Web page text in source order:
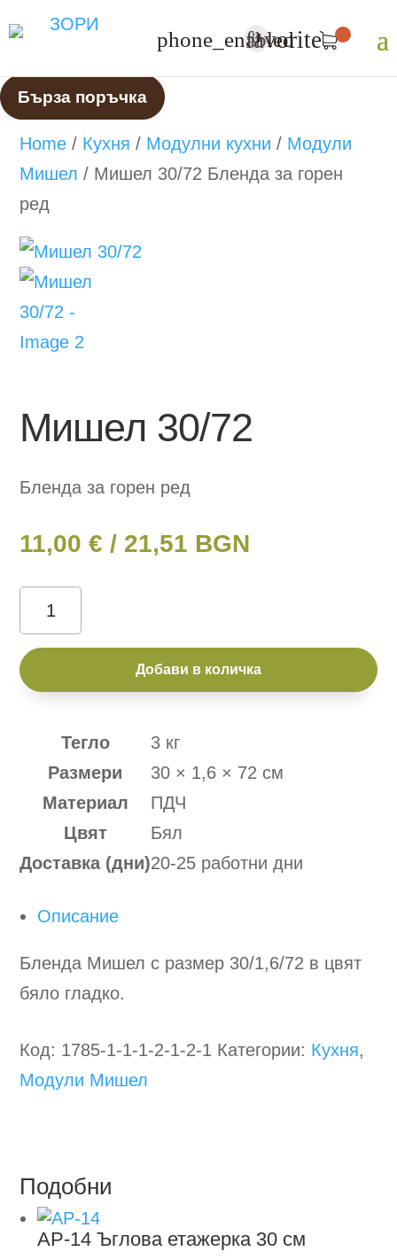
phone_enabled
favorite
U
Бърза поръчка
Home / Кухня / Модулни кухни / Модули
Мишел / Мишел 30/72 Бленда за горен
ред
Мишел 30/72
Бленда за горен ред
11,00€ / 21,51 BGN
количество
за
Мишел
30/72
Добави в количка
Тегло
3 кг
Размери
30 × 1,6 × 72 см
Материал
ПДЧ
Цвят
Бял
Доставка (дни)20-25 работни дни
Описание
Бленда Мишел с размер 30/1,6/72 в цвят
бяло гладко.
Код: 1785-1-1-1-2-1-2-1 Категории: Кухня,
Модули Мишел
Подобни
АР-14 Ъглова етажерка 30 см